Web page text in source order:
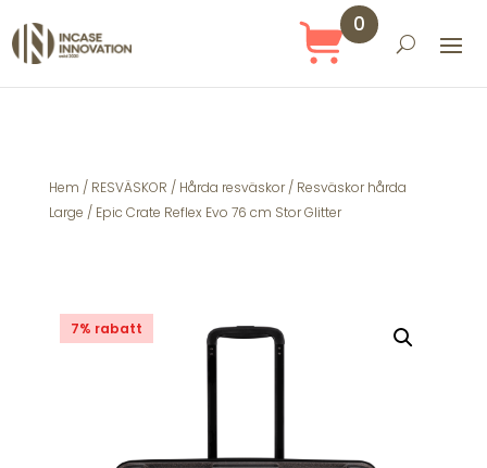
0
Hem / RESVÄSKOR / Hårda resväskor/ Resväskor hårda
Large / Epic Crate Reflex Evo 76 cm Stor Glitter
7% rabatt